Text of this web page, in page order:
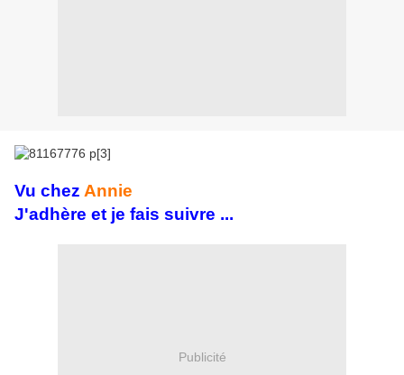
Vu chez Annie
J'adhère et je fais suivre ...
Publicité